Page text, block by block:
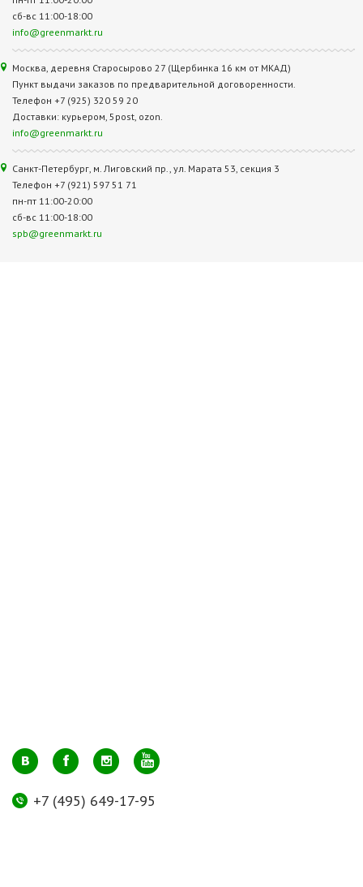
сб-вс 11:00-18:00
info@greenmarkt.ru
Москва, деревня Старосырово 27 (Щербинка 16 км от МКАД)
Пункт выдачи заказов по предварительной договоренности.
Телефон +7 (925) 320 59 20
Доставки: курьером, 5post, ozon.
info@greenmarkt.ru
Санкт-Петербург, м. Лиговский пр., ул. Марата 53, секция 3
Телефон +7 (921) 597 51 71
пн-пт 11:00-20:00
сб-вс 11:00-18:00
spb@greenmarkt.ru
+7 (495) 649-17-95